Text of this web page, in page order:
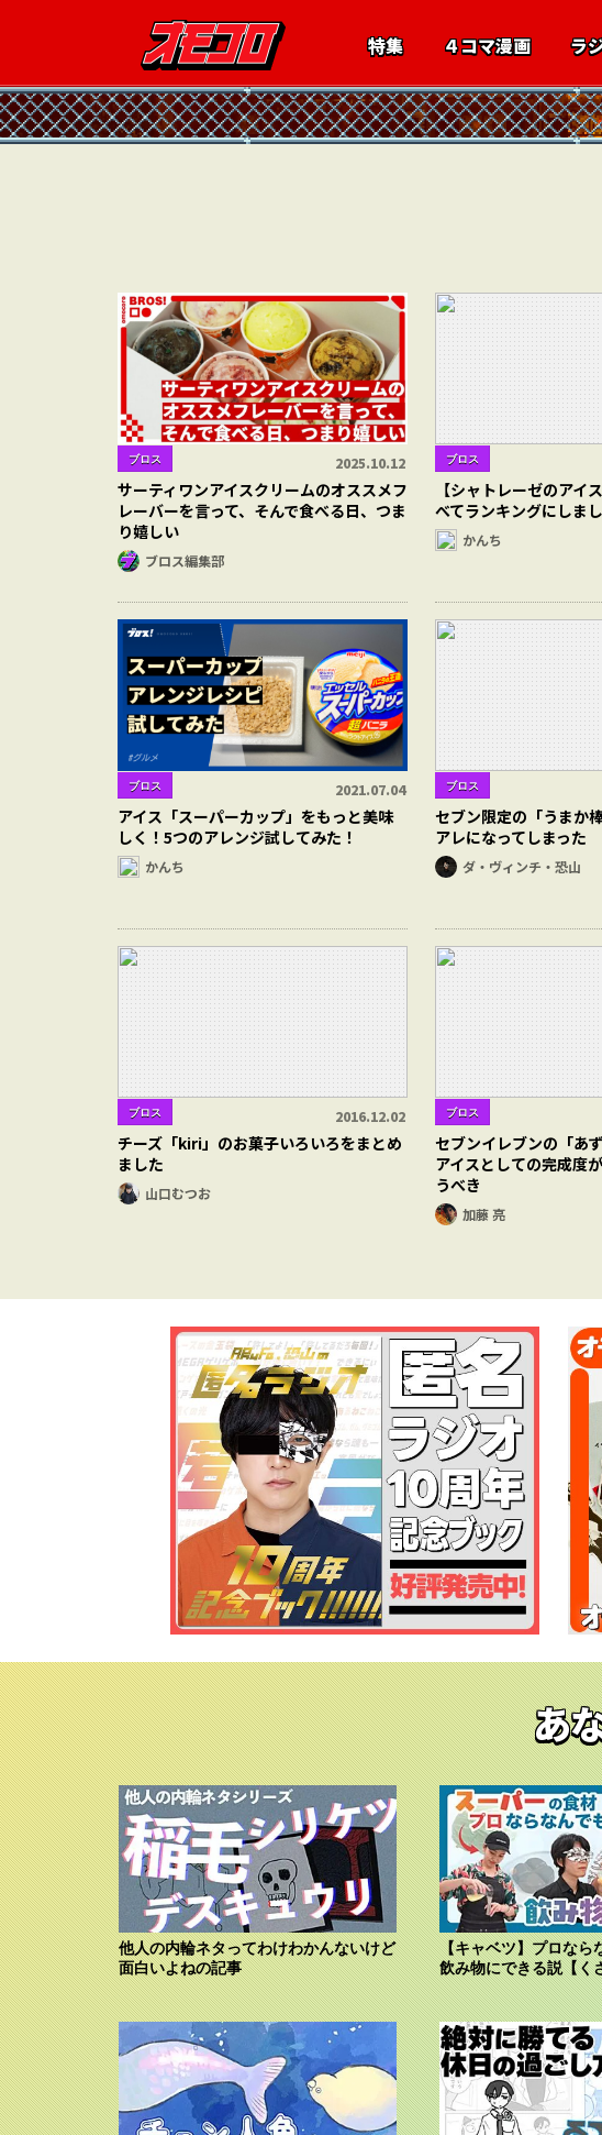
特集 ４コマ漫画 ラ
ブロス 2025.10.12
サーティワンアイスクリームのオススメフ
レーバーを言って、そんで食べる日、つま
り嬉しい
ブロス編集部
ブロス
【シャトレーゼのアイ
べてランキングにしま
かんち
ブロス 2021.07.04
アイス「スーパーカップ」をもっと美味
しく！5つのアレンジ試してみた！
かんち
ブロス
セブン限定の「うまか
アレになってしまった
ダ・ヴィンチ・恐山
ブロス 2016.12.02
チーズ「kiri」のお菓子いろいろをまとめ
ました
山口むつお
ブロス
セブンイレブンの「あ
アイスとしての完成度
うべき
加藤 亮
あ
他人の内輪ネタってわけわかんないけど
面白いよねの記事
【キャベツ】プロなら
飲み物にできる説【く